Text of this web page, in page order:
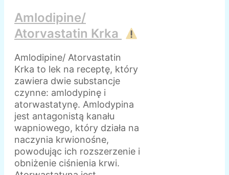
Amlodipine/
Atorvastatin Krka
Amlodipine/ Atorvastatin
Krka to lek na receptę, który
zawiera dwie substancje
czynne: amlodypinę i
atorwastatynę. Amlodypina
jest antagonistą kanału
wapniowego, który działa na
naczynia krwionośne,
powodując ich rozszerzenie i
obniżenie ciśnienia krwi.